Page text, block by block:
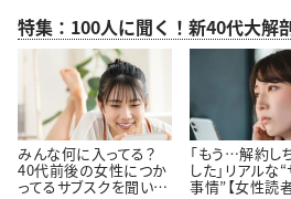
特集：100人に聞く！新40代大解
みんな何に入ってる？
40代前後の女性につか
ってるサブスクを聞いて
「もう…解約し
した」リアルな
事情”【女性読